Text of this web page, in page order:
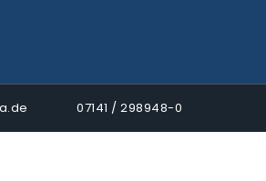
07141 / 298948-0